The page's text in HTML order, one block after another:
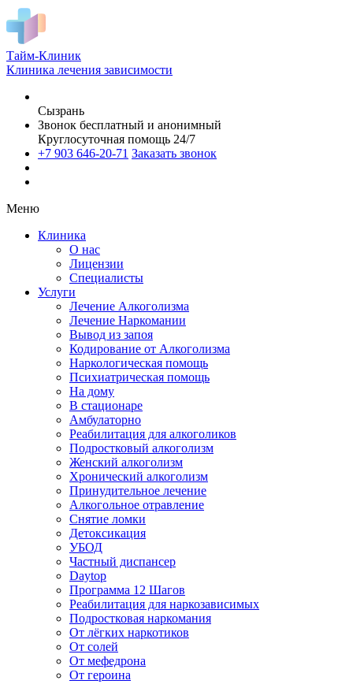
Тайм-Клиник
Клиника лечения зависимости
Сызрань
Звонок бесплатный и анонимный
Круглосуточная помощь 24/7
+7 903 646-20-71 Заказать звонок
Меню
Клиника
О нас
Лицензии
Специалисты
Услуги
Лечение Алкоголизма
Лечение Наркомании
Вывод из запоя
Кодирование от Алкоголизма
Наркологическая помощь
Психиатрическая помощь
На дому
В стационаре
Амбулаторно
Реабилитация для алкоголиков
Подростковый алкоголизм
Женский алкоголизм
Хронический алкоголизм
Принудительное лечение
Алкогольное отравление
Снятие ломки
Детоксикация
УБОД
Частный диспансер
Daytop
Программа 12 Шагов
Реабилитация для наркозависимых
Подростковая наркомания
От лёгких наркотиков
От солей
От мефедрона
От героина